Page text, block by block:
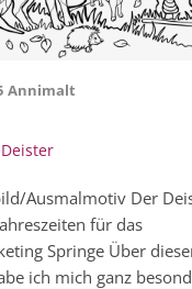
Annimalt
Ausmalmotiv Der
für das
Springe Über
ich mich ganz